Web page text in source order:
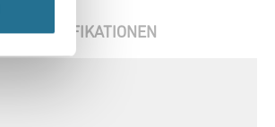
SPEZIFIKATIONEN